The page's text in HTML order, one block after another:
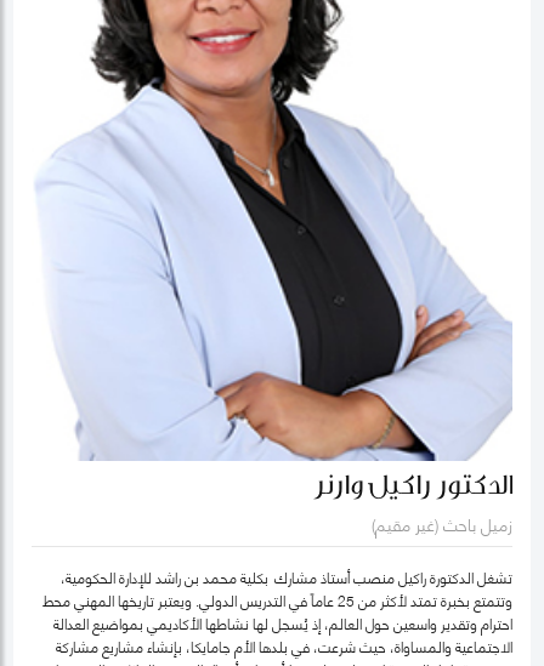
الدكتور راكيل وارنر
زميل باحث (غير مقيم)
تشغل الدكتورة راكيل منصب أستاذ مشارك بكلية محمد بن راشد للإدارة الحكومية،
وتتمتع بخبرة تمتد لأكثر من 25 عاماً في التدريس الدولي. ويعتبر تاريخها المهني محط
احترام وتقدير واسعين حول العالم، إذ يُسجل لها نشاطها الأكاديمي بمواضيع العدالة
الاجتماعية والمساواة، حيث شرعت، في بلدها الأم جامايكا، بإنشاء مشاريع مشاركة